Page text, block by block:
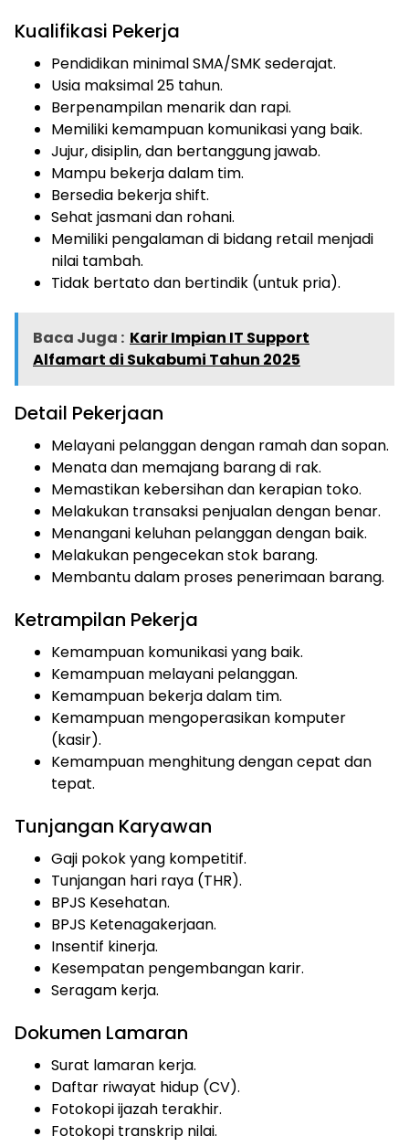
Kualifikasi Pekerja
Pendidikan minimal SMA/SMK sederajat.
Usia maksimal 25 tahun.
Berpenampilan menarik dan rapi.
Memiliki kemampuan komunikasi yang baik.
Jujur, disiplin, dan bertanggung jawab.
Mampu bekerja dalam tim.
Bersedia bekerja shift.
Sehat jasmani dan rohani.
Memiliki pengalaman di bidang retail menjadi
nilai tambah.
Tidak bertato dan bertindik (untuk pria).
Baca Juga : Karir Impian IT Support
Alfamart di Sukabumi Tahun 2025
Detail Pekerjaan
Melayani pelanggan dengan ramah dan sopan.
Menata dan memajang barang di rak.
Memastikan kebersihan dan kerapian toko.
Melakukan transaksi penjualan dengan benar.
Menangani keluhan pelanggan dengan baik.
Melakukan pengecekan stok barang.
Membantu dalam proses penerimaan barang.
Ketrampilan Pekerja
Kemampuan komunikasi yang baik.
Kemampuan melayani pelanggan.
Kemampuan bekerja dalam tim.
Kemampuan mengoperasikan komputer
(kasir).
Kemampuan menghitung dengan cepat dan
tepat.
Tunjangan Karyawan
Gaji pokok yang kompetitif.
Tunjangan hari raya (THR).
BPJS Kesehatan.
BPJS Ketenagakerjaan.
Insentif kinerja.
Kesempatan pengembangan karir.
Seragam kerja.
Dokumen Lamaran
Surat lamaran kerja.
Daftar riwayat hidup (CV).
Fotokopi ijazah terakhir.
Fotokopi transkrip nilai.